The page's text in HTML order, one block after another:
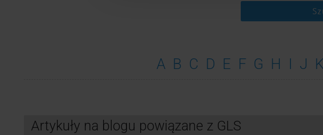
A B C D E F G H I J K
Artykuły na blogu powiązane z GLS